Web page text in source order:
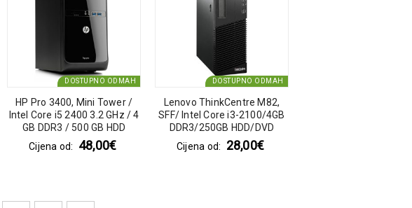
DOSTUPNO ODMAH
HP Pro 3400, Mini Tower /
Intel Core i5 2400 3.2 GHz / 4
GB DDR3 / 500 GB HDD
Cijena od:
48,00€
DOSTUPNO ODMAH
Lenovo ThinkCentre M82,
SFF/ Intel Core i3-2100/4GB
DDR3/250GB HDD/DVD
Cijena od:
28,00€